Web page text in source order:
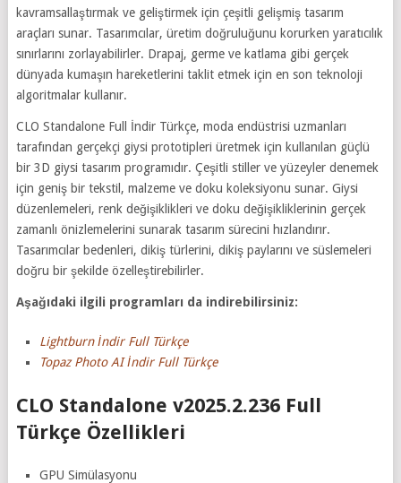
kavramsallaştırmak ve geliştirmek için çeşitli gelişmiş tasarım
araçları sunar. Tasarımcılar, üretim doğruluğunu korurken yaratıcılık
sınırlarını zorlayabilirler. Drapaj, germe ve katlama gibi gerçek
dünyada kumaşın hareketlerini taklit etmek için en son teknoloji
algoritmalar kullanır.
CLO Standalone Full İndir Türkçe, moda endüstrisi uzmanları
tarafından gerçekçi giysi prototipleri üretmek için kullanılan güçlü
bir 3D giysi tasarım programıdır. Çeşitli stiller ve yüzeyler denemek
için geniş bir tekstil, malzeme ve doku koleksiyonu sunar. Giysi
düzenlemeleri, renk değişiklikleri ve doku değişikliklerinin gerçek
zamanlı önizlemelerini sunarak tasarım sürecini hızlandırır.
Tasarımcılar bedenleri, dikiş türlerini, dikiş paylarını ve süslemeleri
doğru bir şekilde özelleştirebilirler.
Aşağıdaki ilgili programları da indirebilirsiniz:
Lightburn İndir Full Türkçe
Topaz Photo AI İndir Full Türkçe
CLO Standalone v2025.2.236 Full
Türkçe Özellikleri
GPU Simülasyonu